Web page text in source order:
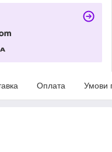
Оплата Умови